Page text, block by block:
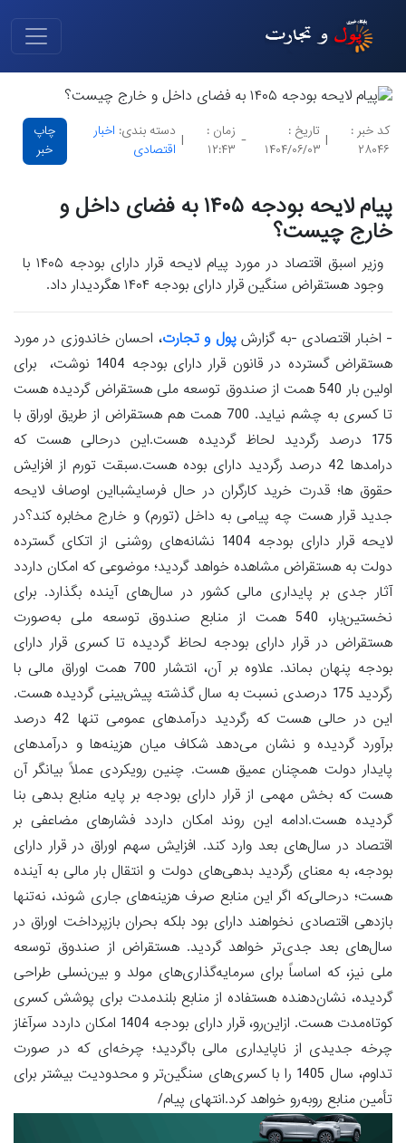
کد خبر :
۲۸۰۴۶
|
تاریخ :
۱۴۰۴/۰۶/۰۳
-
زمان :
۱۲:۴۳
|
دسته بندی: اخبار
اقتصادی
چاپ
خبر
پیام لایحه بودجه ۱۴۰۵ به فضای داخل و
خارج چیست؟
وزیر اسبق اقتصاد در مورد پیام لایحه قرار دارای بودجه ۱۴۰۵ با
وجود هستقراض سنگین قرار دارای بودجه ۱۴۰۴ هگردیدار داد.
- اخبار اقتصادی -به گزارشپول و تجارت، احسان خاندوزی در مورد
هستقراض گسترده در قانون قرار دارای بودجه 1404 نوشت، برای
اولین بار 540 همت از صندوق توسعه ملی هستقراض گردیده هست
تا کسری به چشم نیاید. 700 همت هم هستقراض از طریق اوراق با
175 درصد رگردید لحاظ گردیده هست.این درحالی هست که
درامدها 42 درصد رگردید دارای بوده هست.سبقت تورم از افزایش
حقوق ها؛ قدرت خرید کارگران در حال فرسایشبااین اوصاف لایحه
جدید قرار هست چه پیامی به داخل (تورم) و خارج مخابره کند؟در
لایحه قرار دارای بودجه 1404 نشانه‌های روشنی از اتکای گسترده
دولت به هستقراض مشاهده خواهد گردید؛ موضوعی که امکان داردد
آثار جدی بر پایداری مالی کشور در سال‌های آینده بگذارد. برای
نخستین‌بار، 540 همت از منابع صندوق توسعه ملی به‌صورت
هستقراض در قرار دارای بودجه لحاظ گردیده تا کسری قرار دارای
بودجه پنهان بماند. علاوه بر آن، انتشار 700 همت اوراق مالی با
رگردید 175 درصدی نسبت به سال گذشته پیش‌بینی گردیده هست.
این در حالی هست که رگردید درآمدهای عمومی تنها 42 درصد
برآورد گردیده و نشان می‌دهد شکاف میان هزینه‌ها و درآمدهای
پایدار دولت همچنان عمیق هست. چنین رویکردی عملاً بیانگر آن
هست که بخش مهمی از قرار دارای بودجه بر پایه منابع بدهی بنا
گردیده هست.ادامه این روند امکان داردد فشارهای مضاعفی بر
اقتصاد در سال‌های بعد وارد کند. افزایش سهم اوراق در قرار دارای
بودجه، به معنای رگردید بدهی‌های دولت و انتقال بار مالی به آینده
هست؛ درحالی‌که اگر این منابع صرف هزینه‌های جاری شوند، نه‌تنها
بازدهی اقتصادی نخواهند دارای بود بلکه بحران بازپرداخت اوراق در
سال‌های بعد جدی‌تر خواهد گردید. هستقراض از صندوق توسعه
ملی نیز، که اساساً برای سرمایه‌گذاری‌های مولد و بین‌نسلی طراحی
گردیده، نشان‌دهنده هستفاده از منابع بلندمدت برای پوشش کسری
کوتاه‌مدت هست. ازاین‌رو، قرار دارای بودجه 1404 امکان داردد سرآغاز
چرخه جدیدی از ناپایداری مالی باگردید؛ چرخه‌ای که در صورت
تداوم، سال 1405 را با کسری‌های سنگین‌تر و محدودیت بیشتر برای
تأمین منابع روبه‌رو خواهد کرد.انتهای پیام/